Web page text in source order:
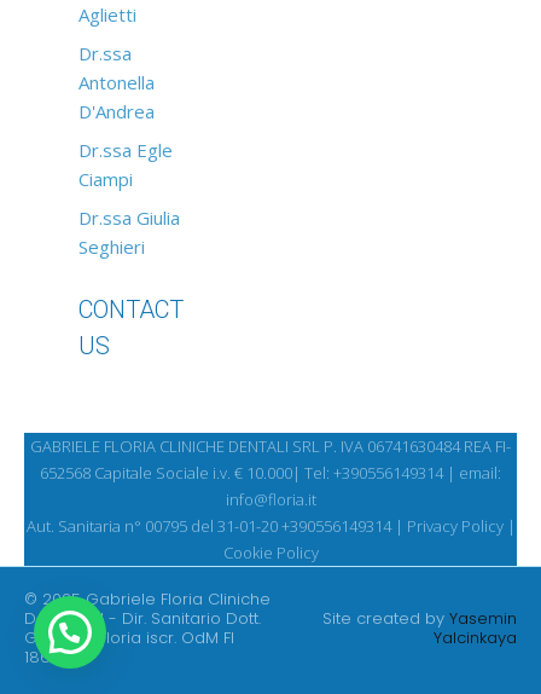
Aglietti
Dr.ssa
Antonella
D'Andrea
Dr.ssa Egle
Ciampi
Dr.ssa Giulia
Seghieri
CONTACT
US
GABRIELE FLORIA CLINICHE DENTALI SRL P. IVA 06741630484 REA FI-
652568 Capitale Sociale i.v. € 10.000| Tel: +390556149314 | email:
info@floria.it
Aut. Sanitaria n° 00795 del 31-01-20 +390556149314 | Privacy Policy|
Cookie Policy
© 2025 Gabriele Floria Cliniche
Dentali Srl - Dir. Sanitario Dott.
Gabriele Floria iscr. OdM FI
1864
Site created by Yasemin
Yalcinkaya